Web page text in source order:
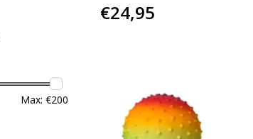
Max: €200
€24,95